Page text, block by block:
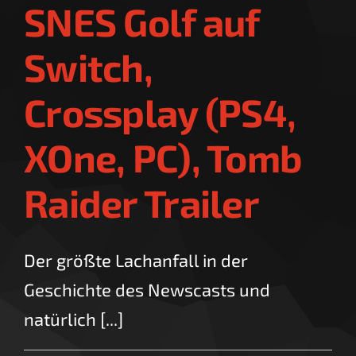
SNES Golf auf
Switch,
Crossplay (PS4,
XOne, PC), Tomb
Raider Trailer
Der größte Lachanfall in der
Geschichte des Newscasts und
natürlich [...]